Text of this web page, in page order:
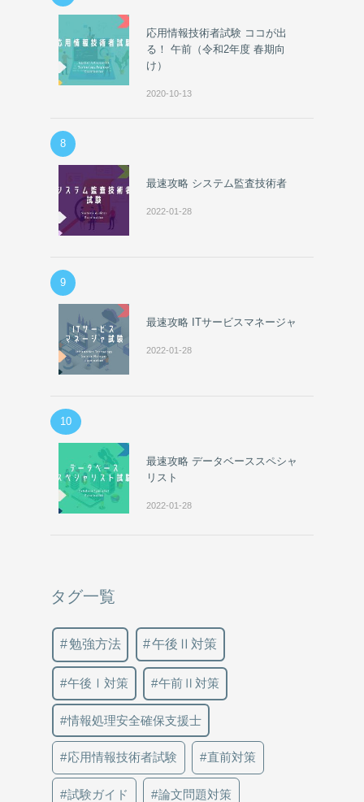
応用情報技術者試験 ココが出
る！ 午前（令和2年度 春期向
け）
2020-10-13
8
最速攻略 システム監査技術者
2022-01-28
9
最速攻略 ITサービスマネージャ
2022-01-28
10
最速攻略 データベーススペシャ
リスト
2022-01-28
タグ一覧
勉強方法 午後Ⅱ対策
午後Ⅰ対策 午前Ⅱ対策
情報処理安全確保支援士
応用情報技術者試験 直前対策
試験ガイド 論文問題対策